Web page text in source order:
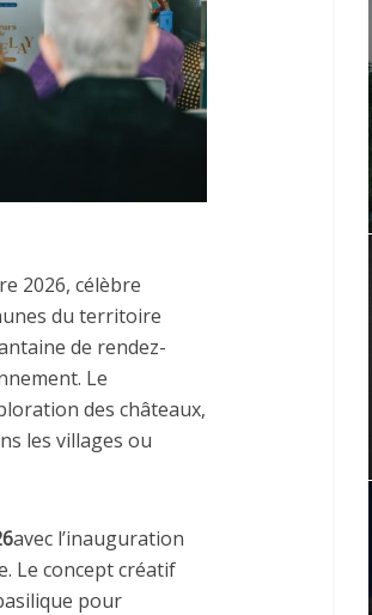
2026, célèbre
du territoire
de rendez-
Le
des châteaux,
les villages ou
avec l’inauguration
Le concept créatif
pour